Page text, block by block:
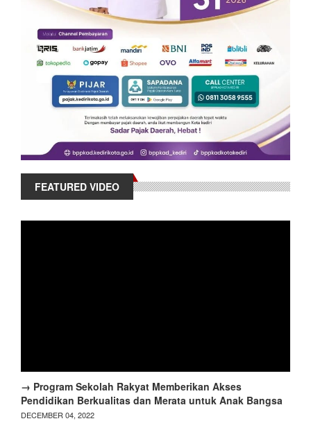
FEATURED VIDEO
→ Program Sekolah Rakyat Memberikan Akses
Pendidikan Berkualitas dan Merata untuk Anak Bangsa
DECEMBER 04, 2022